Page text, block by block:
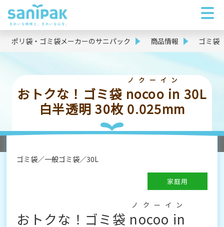
ポリ袋・ゴミ袋メーカーのサニパック 商品情報 ゴミ袋
おトクな！ゴミ袋 nocoo in
ノクーイン
30L
白半透明 30枚 0.025mm
ゴミ袋 一般ゴミ袋 30L
家庭用
おトクな！ゴミ袋 nocoo in
ノクーイン